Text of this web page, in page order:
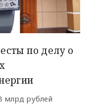
по делу о
млрд рублей